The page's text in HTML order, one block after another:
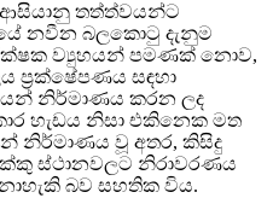
තත්ත්වයන්ට
නවීන බලකොටු දැනුම
ව්‍යුහයන් පමණක් නොව,
සඳහා
නිර්මාණය කරන ලද
හැඩය නිසා එකිනෙක මත
නිර්මාණය වූ අතර, කිසිදු
ස්ථානවලට නිරාවරණය
බව සහතික විය.